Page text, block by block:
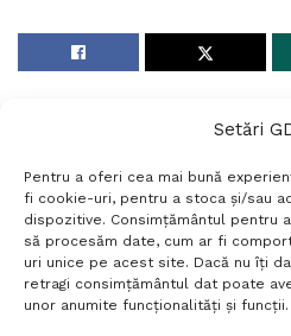
Setări
Pentru a oferi cea mai bună
fi cookie-uri, pentru a stoca și/sau
dispozitive. Consimțământul pentru
să procesăm date, cum ar fi
uri unice pe acest site. Dacă nu îți
retragi consimțământul dat poate
unor anumite funcționalități și funcții.
Termeni si conditii
Politica cookies
Setări